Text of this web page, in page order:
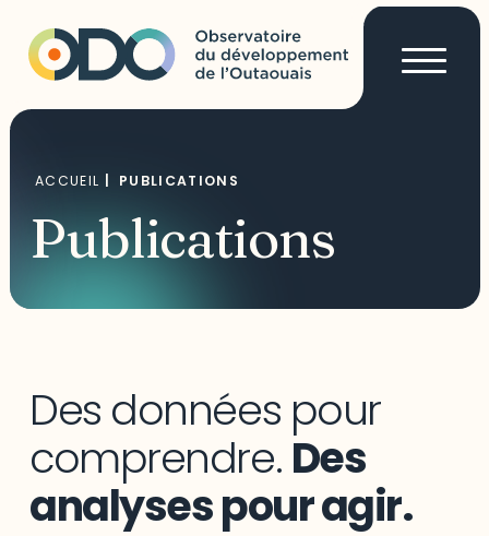
ACCUEIL PUBLICATIONS
Publications
Des données pour
comprendre. Des
analyses pour agir.